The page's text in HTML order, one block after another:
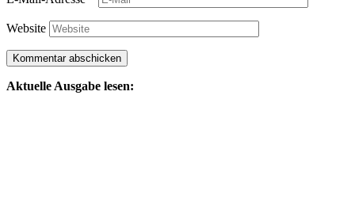
Website
Aktuelle Ausgabe lesen: